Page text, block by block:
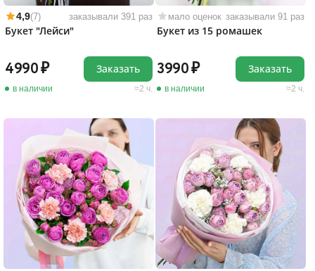
4,9(7) заказывали 391 раз
Букет "Лейси"
4990
в наличии 2 ч.
Заказать
мало оценок заказывали 91 раз
Букет из 15 ромашек
3990
в наличии 2 ч.
Заказать